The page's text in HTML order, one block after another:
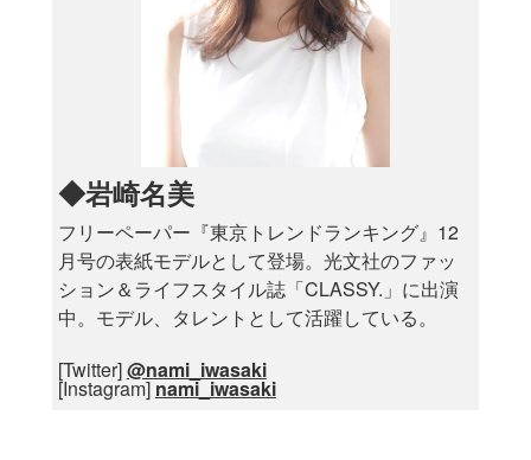
◆岩崎名美
フリーペーパー『東京トレンドランキング』12
月号の表紙モデルとして登場。光文社のファッ
ション＆ライフスタイル誌「CLASSY.」に出演
中。モデル、タレントとして活躍している。
[Twitter]@nami_iwasaki
[Instagram]nami_iwasaki